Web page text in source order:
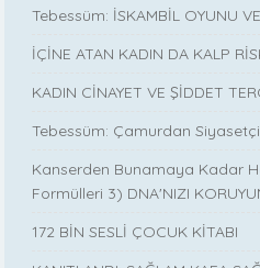
Tebessüm: İSKAMBİL OYUNU
İÇİNE ATAN KADIN DA KALP
KADIN CİNAYET VE ŞİDDET
Tebessüm: Çamurdan Siyasetçi
Kanserden Bunamaya Kadar
Formülleri 3) DNA'NIZI
172 BİN SESLİ ÇOCUK KİTABI